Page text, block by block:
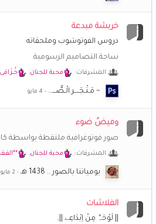
خربشة مبدعة
دروس الفوتوشوب وملحقاته
ساحة التصاميم الرسومية
المشرفات: محبة للجنان, خُـزَامَى
~ مَـتْـجَــــر الْـصُّـــ…
وميضُ ضوء
صور فوتوغرافية ملتقطة بواسطة
المشرفات: محبة للجنان,
يومياتنا بالصور .. 1438 هـ
الفلاشات
|| لَوْحَہٌ مِنْ اِبْدَاعِے ||